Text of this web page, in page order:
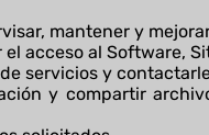
mantener y
acceso al Software,
servicios y
y compartir